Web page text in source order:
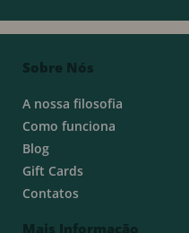
Sobre Nós
A nossa filosofia
Como funciona
Blog
Gift Cards
Contatos
Mais Informação